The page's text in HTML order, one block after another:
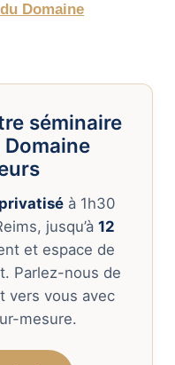
Domaine
séminaire
à 1h30
jusqu’à 12
et espace de
Parlez-nous de
vers vous avec
mesure.